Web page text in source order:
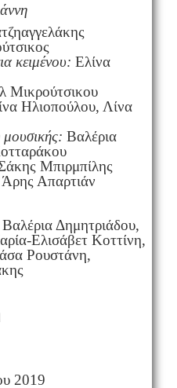
κειμένου: Ελίνα
Μικρούτσικου
Ηλιοπούλου, Λίνα
Βαλέρια
Μπιρμπίλης
Άρης Απαρτιάν
Δημητριάδου,
Ελισάβετ Κοττίνη,
Ρουστάνη,
2019